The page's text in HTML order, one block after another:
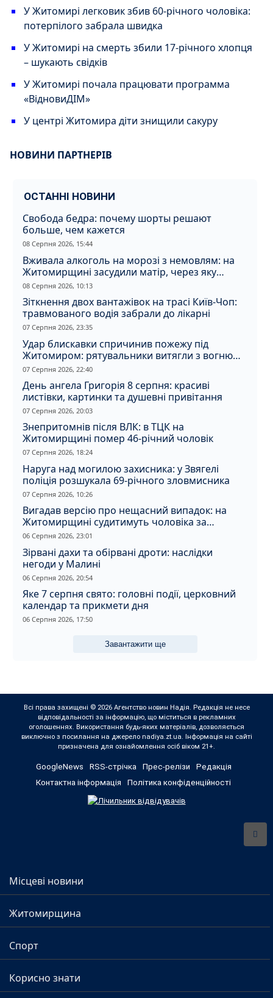
У Житомирі легковик збив 60-річного чоловіка:
потерпілого забрала швидка
У Житомирі на смерть збили 17-річного хлопця
– шукають свідків
У Житомирі почала працювати программа
«ВідновиДІМ»
У центрі Житомира діти знищили сакуру
НОВИНИ ПАРТНЕРІВ
ОСТАННІ НОВИНИ
Свобода бедра: почему шорты решают
больше, чем кажется
08 Серпня 2026, 15:44
Вживала алкоголь на морозі з немовлям: на
Житомирщині засудили матір, через яку
дитина отримала обмороження
08 Серпня 2026, 10:13
Зіткнення двох вантажівок на трасі Київ-Чоп:
травмованого водія забрали до лікарні
07 Серпня 2026, 23:35
Удар блискавки спричинив пожежу під
Житомиром: рятувальники витягли з вогню
кота
07 Серпня 2026, 22:40
День ангела Григорія 8 серпня: красиві
листівки, картинки та душевні привітання
07 Серпня 2026, 20:03
Знепритомнів після ВЛК: в ТЦК на
Житомирщині помер 46-річний чоловік
07 Серпня 2026, 18:24
Наруга над могилою захисника: у Звягелі
поліція розшукала 69-річного зловмисника
07 Серпня 2026, 10:26
Вигадав версію про нещасний випадок: на
Житомирщині судитимуть чоловіка за
вбивство співмешканки
06 Серпня 2026, 23:01
Зірвані дахи та обірвані дроти: наслідки
негоди у Малині
06 Серпня 2026, 20:54
Яке 7 серпня свято: головні події, церковний
календар та прикмети дня
06 Серпня 2026, 17:50
Завантажити ще
Всі права захищені © 2026 Агентство новин Надія. Редакція не несе
відповідальності за інформацію, що міститься в рекламних
оголошеннях. Використання будь-яких матеріалів, дозволяється
виключно з посилання на джерело nadiya.zt.ua. Інформація на сайті
призначена для ознайомлення осіб віком 21+.
GoogleNews RSS-стрічка Прес-релізи
Редакція
Контактна інформація
Політика конфіденційності
Місцеві новини
Житомирщина
Спорт
Корисно знати